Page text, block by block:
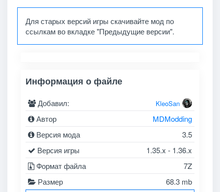
Для старых версий игры скачивайте мод по
ссылкам во вкладке "Предыдущие версии".
Информация о файле
Добавил: KleoSan
Автор
MDModding
Версия мода
3.5
Версия игры
1.35.x - 1.36.x
Формат файла
7Z
Размер
68.3 mb